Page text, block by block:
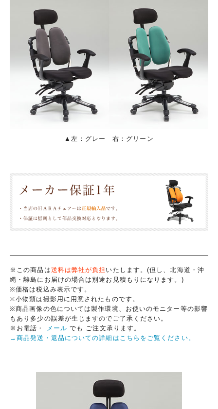
▲左：グレー 右：グリーン
※この商品は送料は弊社が負担 いたします。(但し、北海道・沖
縄・離島にお届けの場合は別途お見積もりになります。)
※価格は税込み表示です。
※小物類は撮影用に用意されたものです。
※商品画像の色については製作環境、お使いのモニター等の影響
もあり多少の誤差が生じますのでご了承ください。
※お電話・
メールでも ご注文承ります。
→商品発送・返品についての詳細はこちらをご覧ください。